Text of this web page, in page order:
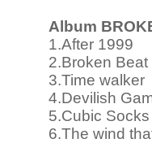
Album
1.After 1999
2.Broken Beat
3.Time walker
4.Devilish
5.Cubic Socks
6.The wind